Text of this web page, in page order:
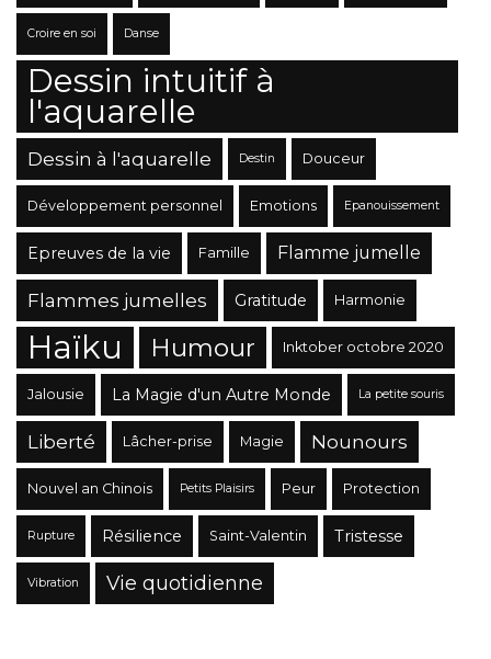
Croire en soi Danse
Dessin intuitif à
l'aquarelle
Dessin à l'aquarelle Destin Douceur
Développement personnel Emotions Epanouissement
Epreuves de la vie Famille Flamme jumelle
Flammes jumelles Gratitude Harmonie
Haïku Humour Inktober octobre 2020
Jalousie La Magie d'un Autre Monde La petite souris
Liberté Lâcher-prise Magie Nounours
Nouvel an Chinois Petits Plaisirs Peur Protection
Rupture Résilience Saint-Valentin Tristesse
Vibration Vie quotidienne